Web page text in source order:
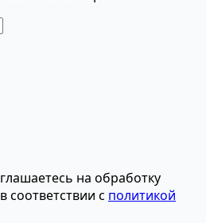
на обработку
соответствии с политикой